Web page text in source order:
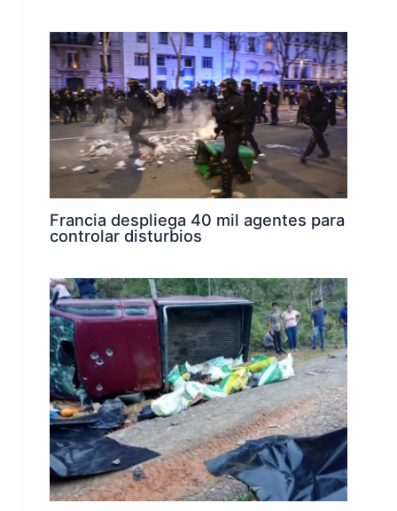
Francia despliega 40 mil agentes para
controlar disturbios